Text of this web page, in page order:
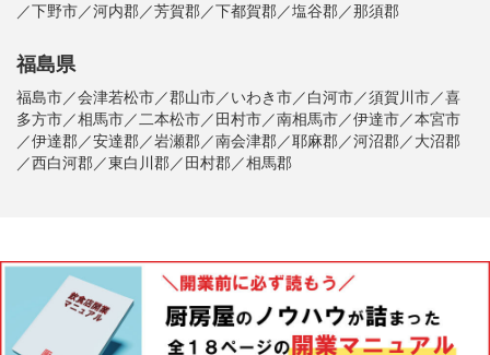
／下野市／河内郡／芳賀郡／下都賀郡／塩谷郡／那須郡
福島県
福島市／会津若松市／郡山市／いわき市／白河市／須賀川市／喜
多方市／相馬市／二本松市／田村市／南相馬市／伊達市／本宮市
／伊達郡／安達郡／岩瀬郡／南会津郡／耶麻郡／河沼郡／大沼郡
／西白河郡／東白川郡／田村郡／相馬郡